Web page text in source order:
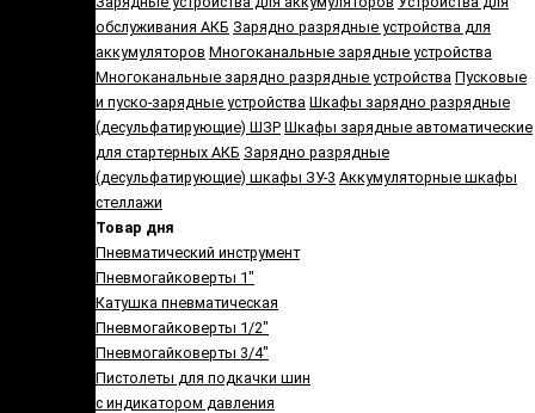
обслуживания АКБ Зарядно разрядные устройства для
аккумуляторов Многоканальные зарядные устройства
Многоканальные зарядно разрядные устройства Пусковые
и пуско-зарядные устройства Шкафы зарядно разрядные
(десульфатирующие) ШЗР Шкафы зарядные автоматические
для стартерных АКБ Зарядно разрядные
(десульфатирующие) шкафы ЗУ-3 Аккумуляторные шкафы
стеллажи
Товар дня
Пневматический инструмент
Пневмогайковерты 1"
Катушка пневматическая
Пневмогайковерты 1/2"
Пневмогайковерты 3/4"
Пистолеты для подкачки шин
с индикатором давления